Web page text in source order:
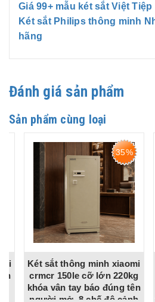
Giá 99+ mẫu két sắt Việt
Két sắt Philips thông minh
hãng
Đánh giá sản phẩm
Sản phẩm cùng loại
35%
Két sắt thông minh xiaomi
crmcr 150le cỡ lớn 220kg
khóa vân tay báo đúng tên
người mở, 8 chế độ cảnh